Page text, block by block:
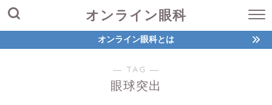
オンライン眼科
オンライン眼科とは
― TAG ―
眼球突出